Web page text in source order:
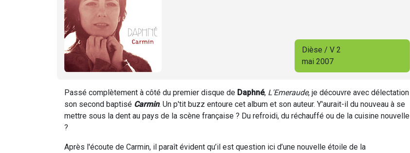
Dièse / V 2
mai 2007
Passé complètement à côté du premier disque de Daphné, L'Emeraude, je découvre avec délectation
son second baptisé Carmin. Un p'tit buzz entoure cet album et son auteur. Y'aurait-il du nouveau à se
mettre sous la dent au pays de la scène française ? Du refroidi, du réchauffé ou de la cuisine nouvelle
?
Après l'écoute de Carmin, il paraît évident qu’il est question ici d’une nouvelle étoile de la